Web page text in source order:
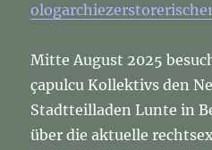
Mitte August 2025
çapulcu Kollektivs den
Stadtteilladen Lunte in
über die aktuelle